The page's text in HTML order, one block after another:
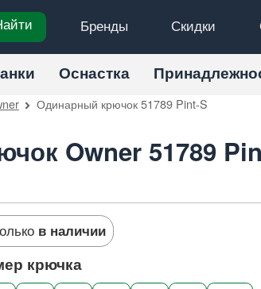
Бренды Скидки
Оснастка
Одинарный крючок 51789 Pint-S
Owner 51789
в наличии
крючка